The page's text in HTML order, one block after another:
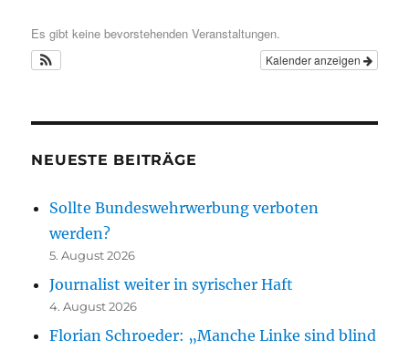
Es gibt keine bevorstehenden Veranstaltungen.
Kalender anzeigen
NEUESTE BEITRÄGE
Sollte Bundeswehrwerbung verboten
werden?
5. August 2026
Journalist weiter in syrischer Haft
4. August 2026
Florian Schroeder: „Manche Linke sind blind